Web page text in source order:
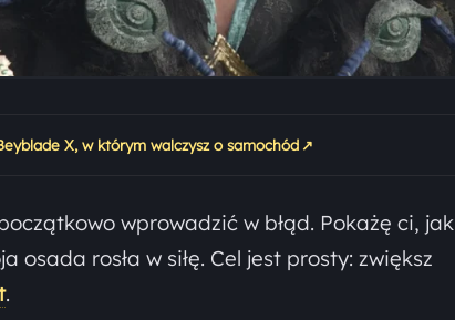
X, w którym walczysz o samochód ↗
wprowadzić w błąd. Pokażę ci, jak
rosła w siłę. Cel jest prosty: zwiększ
.